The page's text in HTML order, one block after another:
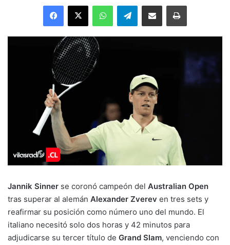
Facebook
X WhatsAppTelegramEnviar vía email Imprimir
Jannik Sinner se coronó campeón del Australian Open
tras superar al alemán Alexander Zverev en tres sets y
reafirmar su posición como número uno del mundo. El
italiano necesitó solo dos horas y 42 minutos para
adjudicarse su tercer título de Grand Slam, venciendo con